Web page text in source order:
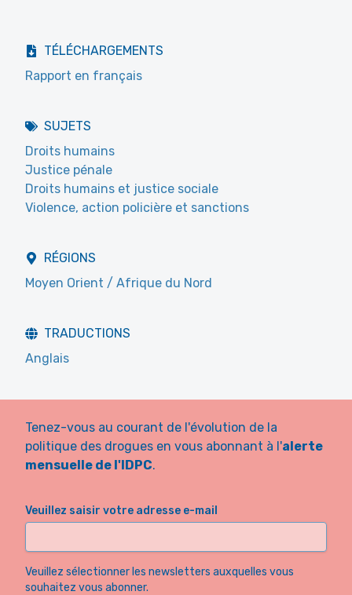
TÉLÉCHARGEMENTS
Rapport en français
SUJETS
Droits humains
Justice pénale
Droits humains et justice sociale
Violence, action policière et sanctions
RÉGIONS
Moyen Orient / Afrique du Nord
TRADUCTIONS
Anglais
Tenez-vous au courant de l'évolution de la
politique des drogues en vous abonnant à l'alerte
mensuelle de l'IDPC.
Veuillez saisir votre adresse e-mail
Veuillez sélectionner les newsletters auxquelles vous
souhaitez vous abonner.